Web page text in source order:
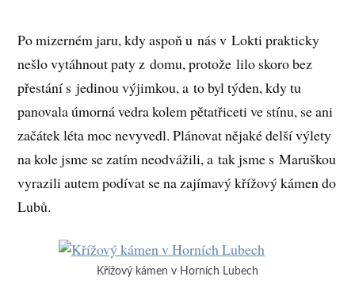
Po mizerném jaru, kdy aspoň u nás v Lokti prakticky
nešlo vytáhnout paty z domu, protože lilo skoro bez
přestání s jedinou výjimkou, a to byl týden, kdy tu
panovala úmorná vedra kolem pětatřiceti ve stínu, se ani
začátek léta moc nevyvedl. Plánovat nějaké delší výlety
na kole jsme se zatím neodvážili, a tak jsme s Maruškou
vyrazili autem podívat se na zajímavý křížový kámen do
Lubů.
Křížový kámen v Horních Lubech